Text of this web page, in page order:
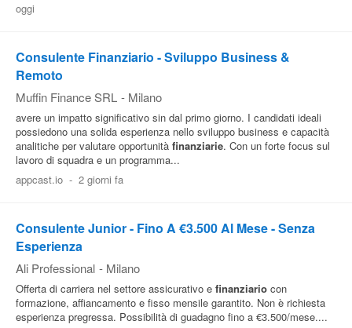
oggi
Consulente Finanziario - Sviluppo Business &
Remoto
Muffin Finance SRL - Milano
avere un impatto significativo sin dal primo giorno. I candidati ideali
possiedono una solida esperienza nello sviluppo business e capacità
analitiche per valutare opportunità finanziarie. Con un forte focus sul
lavoro di squadra e un programma...
appcast.io - 2 giorni fa
Consulente Junior - Fino A €3.500 Al Mese - Senza
Esperienza
Ali Professional - Milano
Offerta di carriera nel settore assicurativo e finanziario con
formazione, affiancamento e fisso mensile garantito. Non è richiesta
esperienza pregressa. Possibilità di guadagno fino a €3.500/mese....